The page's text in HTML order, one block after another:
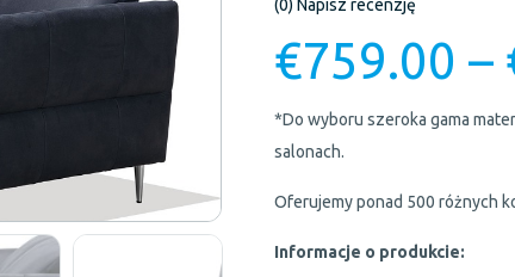
(0)Napisz recenzję
€759.00 –
*Do wyboru szeroka gama
salonach.
Oferujemy ponad 500 różnych
Informacje o produkcie: